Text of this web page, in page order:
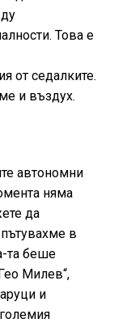
Това е
от седалките.
и въздух.
автономни
няма
да
в
та беше
Милев“,
и